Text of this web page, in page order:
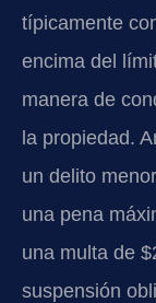
típicamente
encima del
manera de
la propiedad.
un delito
una pena
una multa de
suspensión